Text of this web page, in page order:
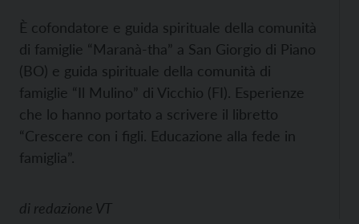
È cofondatore e guida spirituale della comunità
di famiglie “Maranà-tha” a San Giorgio di Piano
(BO) e guida spirituale della comunità di
famiglie “Il Mulino” di Vicchio (FI). Esperienze
che lo hanno portato a scrivere il libretto
“Crescere con i figli. Educazione alla fede in
famiglia”.
di redazione VT